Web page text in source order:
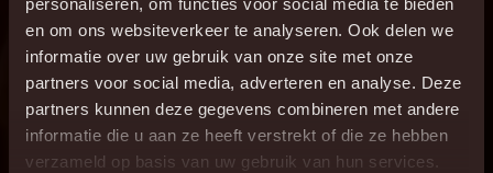
en om ons websiteverkeer te analyseren. Ook delen we
informatie over uw gebruik van onze site met onze
partners voor social media, adverteren en analyse. Deze
partners kunnen deze gegevens combineren met andere
informatie die u aan ze heeft verstrekt of die ze hebben
verzameld op basis van uw gebruik van hun services.